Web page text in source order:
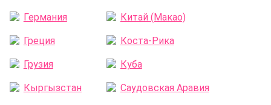
Германия
Греция
Грузия
Китай (Макао)
Коста-Рика
Куба
Кыргызстан Саудовская Аравия